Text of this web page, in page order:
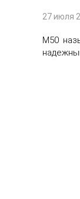
27 июля
М50